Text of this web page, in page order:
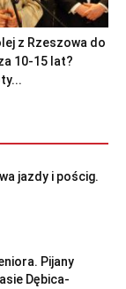
z Rzeszowa do
10-15 lat?
jazdy i pościg.
Pijany
Dębica-